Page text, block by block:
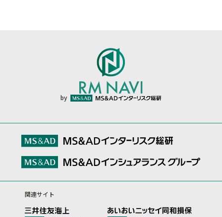
by
関連サイト